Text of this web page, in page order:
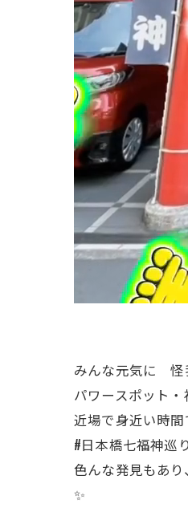
みんな元気に 怪
パワースポット・
近場で身近い時間
#日本橋七福神巡
色んな発見もあり
✨